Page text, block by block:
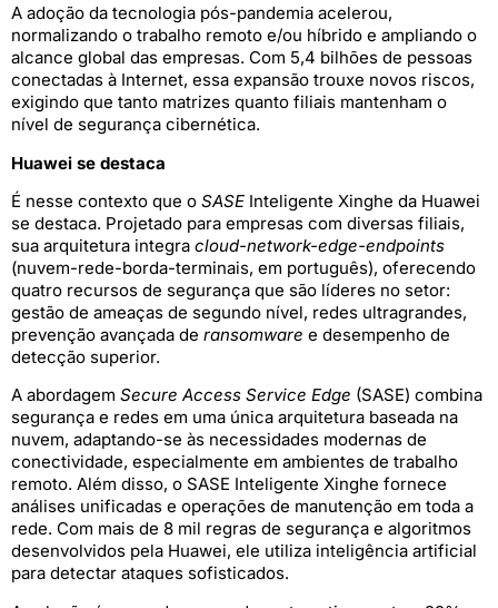
A adoção da tecnologia pós-pandemia acelerou,
normalizando o trabalho remoto e/ou híbrido e ampliando o
alcance global das empresas. Com 5,4 bilhões de pessoas
conectadas à Internet, essa expansão trouxe novos riscos,
exigindo que tanto matrizes quanto filiais mantenham o
nível de segurança cibernética.
Huawei se destaca
É nesse contexto que o SASE Inteligente Xinghe da Huawei
se destaca. Projetado para empresas com diversas filiais,
sua arquitetura integra cloud-network-edge-endpoints
(nuvem-rede-borda-terminais, em português), oferecendo
quatro recursos de segurança que são líderes no setor:
gestão de ameaças de segundo nível, redes ultragrandes,
prevenção avançada de ransomware e desempenho de
detecção superior.
A abordagem Secure Access Service Edge (SASE) combina
segurança e redes em uma única arquitetura baseada na
nuvem, adaptando-se às necessidades modernas de
conectividade, especialmente em ambientes de trabalho
remoto. Além disso, o SASE Inteligente Xinghe fornece
análises unificadas e operações de manutenção em toda a
rede. Com mais de 8 mil regras de segurança e algoritmos
desenvolvidos pela Huawei, ele utiliza inteligência artificial
para detectar ataques sofisticados.